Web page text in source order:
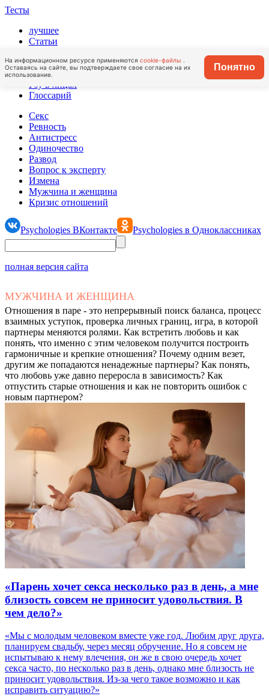
Тесты
лучшее
Статьи
Личный опыт
Стиль жизни
Psy в лицах
Глоссарий
Секс
Ревность
Антистресс
Одиночество
Развод
Вопрос к эксперту
Измена
Мужчина и женщина
Кризис отношений
Psychologies ВКонтакте Psychologies в Одноклассниках
полная версия сайта
На информационном ресурсе применяются cookie-файлы
Оставаясь на сайте, вы подтверждаете свое согласие на их
использование.
Понятно
МУЖЧИНА И ЖЕНЩИНА
Отношения в паре - это непрерывный поиск баланса, процесс
взаимных уступок, проверка личных границ, игра, в которой
партнеры меняются ролями. Как встретить любовь и как
понять, что именно с этим человеком получится построить
гармоничные и крепкие отношения? Почему одним везет,
другим же попадаются ненадежные партнеры? Как понять,
что любовь уже давно переросла в зависимость? Как
отпустить старые отношения и как не повторить ошибок с
новым партнером?
«Парень хочет секса несколько раз в день, а мне
близость совсем не приносит удовольствия. В
чем дело?»
«Мы с молодым человеком вместе уже год. Любим друг друга,
планируем свадьбу, через месяц обручение. Но я совсем не
испытываю к нему влечения, он же в свою очередь хочет
секса часто, по несколько раз в день, однако мне близость не
приносит удовольствия. Из-за чего такое возможно и как
исправить ситуацию?»